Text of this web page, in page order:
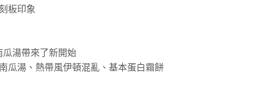
內容。
讓你親手製作童話料理，提供親子共廚機會，增加親子互動，讓
臺灣食材。
板印象
湯帶來了新開始
瓜湯、熱帶風伊頓混亂、基本蛋白霜餅